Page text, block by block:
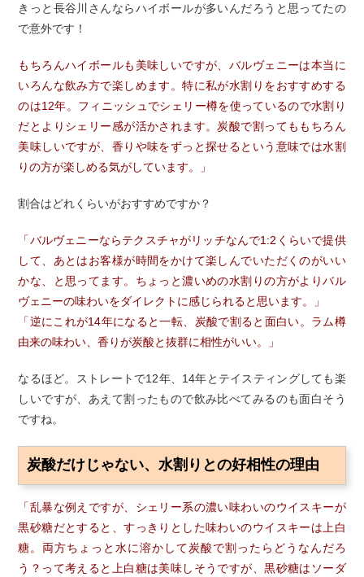
きっと長谷川さんならハイボールが多いんだろうと思ってたの
で意外です！
もちろんハイボールも美味しいですが、バルヴェニーは本当に
いろんな飲み方で楽しめます。特に私が水割りをおすすめする
のは12年。フィニッシュでシェリー樽を使っているので水割り
だとよりシェリー感が活かされます。炭酸で割ってももちろん
美味しいですが、香りや味をずっと探せるという意味では水割
りの方が楽しめる気がしています。」
割合はどれくらいがおすすめですか？
「バルヴェニーならテクスチャがリッチなんで1:2くらいで提供
して、あとはお客様が時間をかけて楽しんでいただくのがいい
かな、と思ってます。ちょっと濃いめの水割りの方がよりバル
ヴェニーの味わいをダイレクトに感じられると思います。」
「逆にこれが14年になると一転、炭酸で割ると面白い。ラム樽
由来の味わい、香りが炭酸と抜群に相性がいい。」
なるほど。ストレートで12年、14年とテイスティングしても楽
しいですが、あえて割ったもので飲み比べてみるのも面白そう
ですね。
炭酸だけじゃない、水割りとの好相性の理由
「乱暴な例えですが、シェリー系の濃い味わいのウイスキーが
黒砂糖だとすると、すっきりとした味わいのウイスキーは上白
糖。両方ちょっと水に溶かして炭酸で割ったらどうなんだろ
う？って考えると上白糖は美味しそうですが、黒砂糖はソーダ